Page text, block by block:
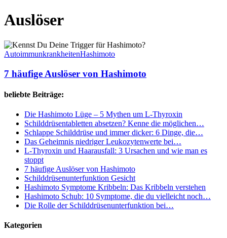
Auslöser
7
häufige
von
Hashimoto
AutoimmunkrankheitenHashimoto
7 häufige Auslöser von Hashimoto
beliebte Beiträge:
Die Hashimoto Lüge – 5 Mythen um L-Thyroxin
Schilddrüsentabletten absetzen? Kenne die möglichen…
Schlappe Schilddrüse und immer dicker: 6 Dinge, die…
Das Geheimnis niedriger Leukozytenwerte bei…
L-Thyroxin und Haarausfall: 3 Ursachen und wie man es
stoppt
7 häufige Auslöser von Hashimoto
Schilddrüsenunterfunktion Gesicht
Hashimoto Symptome Kribbeln: Das Kribbeln verstehen
Hashimoto Schub: 10 Symptome, die du vielleicht noch…
Die Rolle der Schilddrüsenunterfunktion bei…
Kategorien